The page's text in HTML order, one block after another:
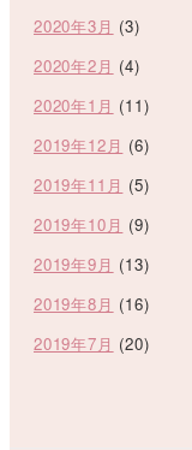
2020年3月 (3)
2020年2月 (4)
2020年1月 (11)
2019年12月 (6)
2019年11月 (5)
2019年10月 (9)
2019年9月 (13)
2019年8月 (16)
2019年7月 (20)